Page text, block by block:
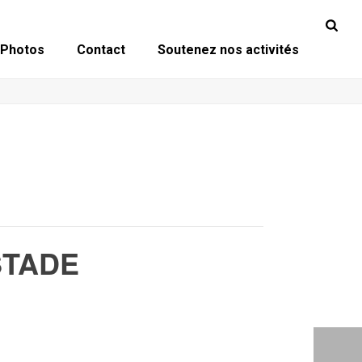
Photos Contact Soutenez nos activités